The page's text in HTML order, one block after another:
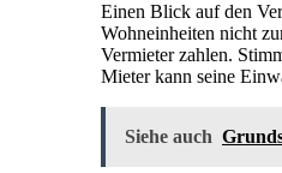
Einen Blick auf den
Wohneinheiten nicht
Vermieter zahlen.
Mieter kann seine
Siehe auch